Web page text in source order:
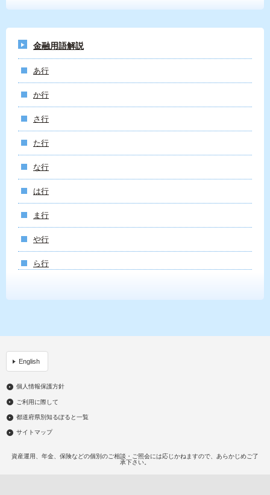
金融用語解説
あ行
か行
さ行
た行
な行
は行
ま行
や行
ら行
English
個人情報保護方針
ご利用に際して
都道府県別知るぽると一覧
サイトマップ
資産運用、年金、保険などの個別のご相談・ご照会には応じかねますので、あらかじめご了
承下さい。